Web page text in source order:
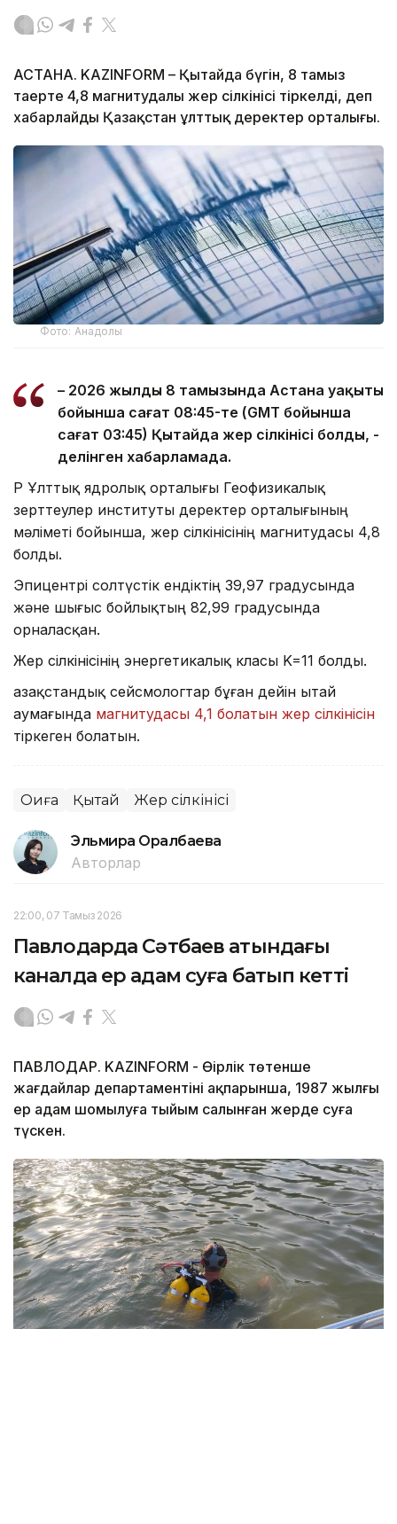
АСТАНА. KAZINFORM – Қытайда бүгін, 8 тамыз
таңертең 4,8 магнитудалы жер сілкінісі тіркелді, деп
хабарлайды Қазақстан ұлттық деректер орталығы.
Фото: Анадолы
– 2026 жылдың 8 тамызында Астана уақыты
бойынша сағат 08:45-те (GMT бойынша
сағат 03:45) Қытайда жер сілкінісі болды, -
делінген хабарламада.
ҚР Ұлттық ядролық орталығы Геофизикалық
зерттеулер институты деректер орталығының
мәліметі бойынша, жер сілкінісінің магнитудасы 4,8
болды.
Эпицентрі солтүстік ендіктің 39,97 градусында
және шығыс бойлықтың 82,99 градусында
орналасқан.
Жер сілкінісінің энергетикалық класы K=11 болды.
Қазақстандық сейсмологтар бұған дейін Қытай
аумағында магнитудасы 4,1 болатын жер сілкінісін
тіркеген болатын.
Оқиға Қытай Жер сілкінісі
Эльмира Оралбаева
Авторлар
22:00, 07 Тамыз 2026
Павлодарда Сәтбаев атындағы
каналда ер адам суға батып кетті
ПАВЛОДАР. KAZINFORM - Өңірлік төтенше
жағдайлар департаментінің ақпарынша, 1987 жылғы
ер адам шомылуға тыйым салынған жерде суға
түскен.